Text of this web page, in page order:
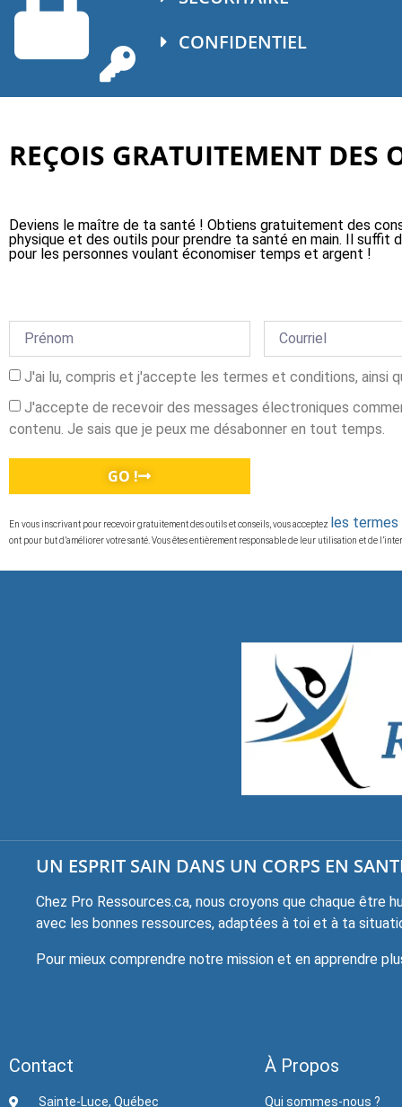
CONFIDENTIEL
REÇOIS GRATUITEMENT DES
Deviens le maître de ta santé ! Obtiens gratuitement des
physique et des outils pour prendre ta santé en main. Il
pour les personnes voulant économiser temps et argent !
J'ai lu, compris et j'accepte les termes et conditions, ainsi
J'accepte de recevoir des messages électroniques
contenu. Je sais que je peux me désabonner en tout temps.
GO !
En vous inscrivant pour recevoir gratuitement des outils et conseils, vous acceptez les
ont pour but d’améliorer votre santé. Vous êtes entièrement responsable de leur utilisation et de
UN ESPRIT SAIN DANS UN CORPS EN
Chez Pro Ressources.ca, nous croyons que chaque être
avec les bonnes ressources, adaptées à toi et à ta
Pour mieux comprendre notre mission et en apprendre
Contact
Sainte-Luce, Québec
À Propos
Qui sommes-nous ?